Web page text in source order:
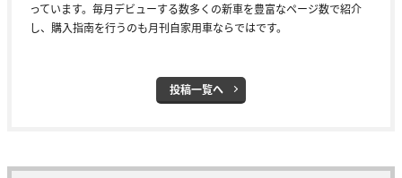
っています。毎月デビューする数多くの新車を豊富なページ数で紹介
し、購入指南を行うのも月刊自家用車ならではです。
投稿一覧へ